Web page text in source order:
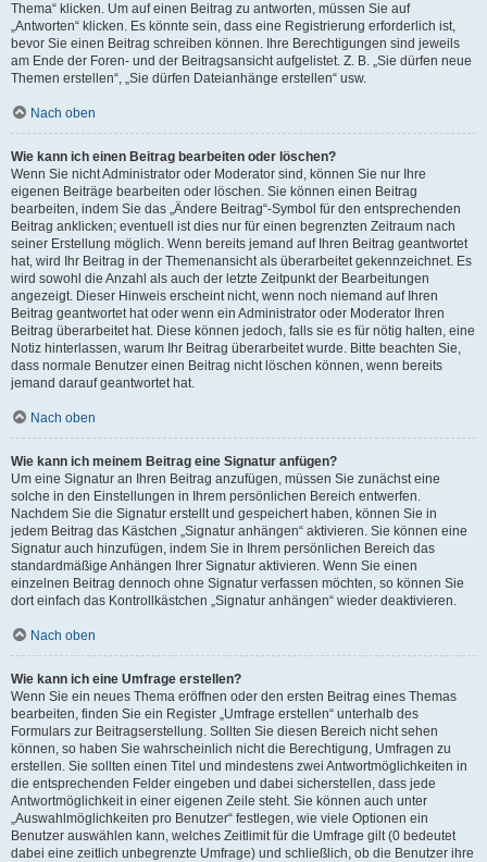
Thema“ klicken. Um auf einen Beitrag zu antworten, müssen Sie auf
„Antworten“ klicken. Es könnte sein, dass eine Registrierung erforderlich ist,
bevor Sie einen Beitrag schreiben können. Ihre Berechtigungen sind jeweils
am Ende der Foren- und der Beitragsansicht aufgelistet. Z. B. „Sie dürfen neue
Themen erstellen“, „Sie dürfen Dateianhänge erstellen“ usw.
Nach oben
Wie kann ich einen Beitrag bearbeiten oder löschen?
Wenn Sie nicht Administrator oder Moderator sind, können Sie nur Ihre
eigenen Beiträge bearbeiten oder löschen. Sie können einen Beitrag
bearbeiten, indem Sie das „Ändere Beitrag“-Symbol für den entsprechenden
Beitrag anklicken; eventuell ist dies nur für einen begrenzten Zeitraum nach
seiner Erstellung möglich. Wenn bereits jemand auf Ihren Beitrag geantwortet
hat, wird Ihr Beitrag in der Themenansicht als überarbeitet gekennzeichnet. Es
wird sowohl die Anzahl als auch der letzte Zeitpunkt der Bearbeitungen
angezeigt. Dieser Hinweis erscheint nicht, wenn noch niemand auf Ihren
Beitrag geantwortet hat oder wenn ein Administrator oder Moderator Ihren
Beitrag überarbeitet hat. Diese können jedoch, falls sie es für nötig halten, eine
Notiz hinterlassen, warum Ihr Beitrag überarbeitet wurde. Bitte beachten Sie,
dass normale Benutzer einen Beitrag nicht löschen können, wenn bereits
jemand darauf geantwortet hat.
Nach oben
Wie kann ich meinem Beitrag eine Signatur anfügen?
Um eine Signatur an Ihren Beitrag anzufügen, müssen Sie zunächst eine
solche in den Einstellungen in Ihrem persönlichen Bereich entwerfen.
Nachdem Sie die Signatur erstellt und gespeichert haben, können Sie in
jedem Beitrag das Kästchen „Signatur anhängen“ aktivieren. Sie können eine
Signatur auch hinzufügen, indem Sie in Ihrem persönlichen Bereich das
standardmäßige Anhängen Ihrer Signatur aktivieren. Wenn Sie einen
einzelnen Beitrag dennoch ohne Signatur verfassen möchten, so können Sie
dort einfach das Kontrollkästchen „Signatur anhängen“ wieder deaktivieren.
Nach oben
Wie kann ich eine Umfrage erstellen?
Wenn Sie ein neues Thema eröffnen oder den ersten Beitrag eines Themas
bearbeiten, finden Sie ein Register „Umfrage erstellen“ unterhalb des
Formulars zur Beitragserstellung. Sollten Sie diesen Bereich nicht sehen
können, so haben Sie wahrscheinlich nicht die Berechtigung, Umfragen zu
erstellen. Sie sollten einen Titel und mindestens zwei Antwortmöglichkeiten in
die entsprechenden Felder eingeben und dabei sicherstellen, dass jede
Antwortmöglichkeit in einer eigenen Zeile steht. Sie können auch unter
„Auswahlmöglichkeiten pro Benutzer“ festlegen, wie viele Optionen ein
Benutzer auswählen kann, welches Zeitlimit für die Umfrage gilt (0 bedeutet
dabei eine zeitlich unbegrenzte Umfrage) und schließlich, ob die Benutzer ihre